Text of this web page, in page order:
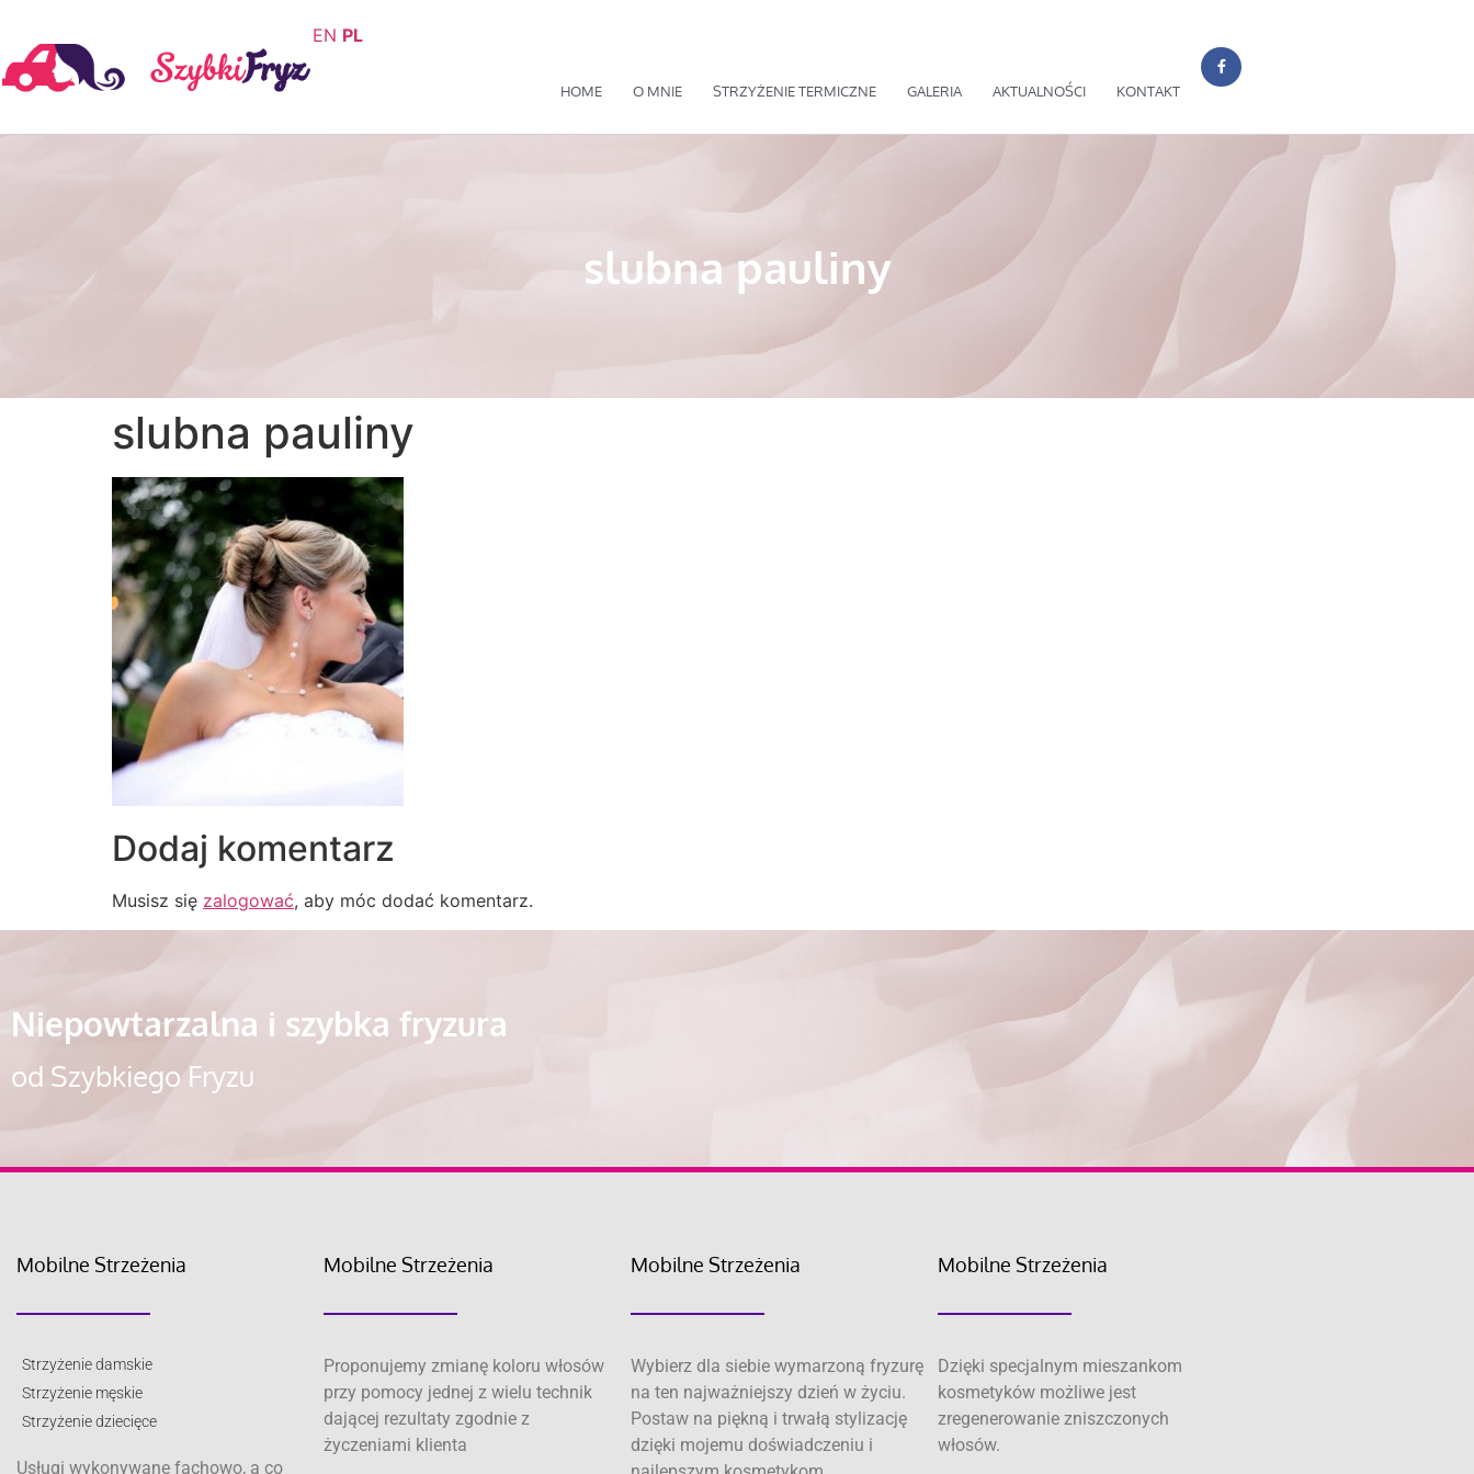
EN PL
HOME O MNIE STRZYŻENIE TERMICZNE GALERIA AKTUALNOŚCI KONTAKT
slubna pauliny
slubna pauliny
Dodaj komentarz
Musisz się zalogować, aby móc dodać komentarz.
Niepowtarzalna i szybka fryzura
od Szybkiego Fryzu
Mobilne Strzeżenia
Strzyżenie damskie
Strzyżenie męskie
Strzyżenie dziecięce
Usługi wykonywane fachowo, a co
Mobilne Strzeżenia
Proponujemy zmianę koloru włosów
przy pomocy jednej z wielu technik
dającej rezultaty zgodnie z
życzeniami klienta
Mobilne Strzeżenia
Wybierz dla siebie wymarzoną fryzurę
na ten najważniejszy dzień w życiu.
Postaw na piękną i trwałą stylizację
dzięki mojemu doświadczeniu i
Mobilne Strzeżenia
Dzięki specjalnym mieszankom
kosmetyków możliwe jest
zregenerowanie zniszczonych
włosów.